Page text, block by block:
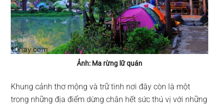
Ảnh: Ma rừng lữ quán
Khung cảnh thơ mộng và trữ tình nơi đây còn là một
trong những địa điểm dừng chân hết sức thú vị với những